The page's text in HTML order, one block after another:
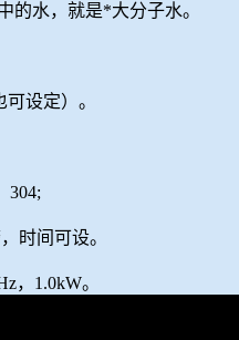
的水，就是*大分子水。
设定）。
304;
时间可设。
z， 1.0kW。